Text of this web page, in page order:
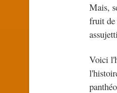
Mais,
fruit de
Voici